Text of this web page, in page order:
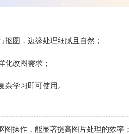
抠图，边缘处理细腻且自然；
化改图需求；
学习即可使用。
操作，能显著提高图片处理的效率；